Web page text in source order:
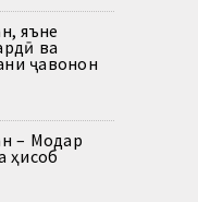
яъне
ва
ҷавонон
– Модар
ҳисоб